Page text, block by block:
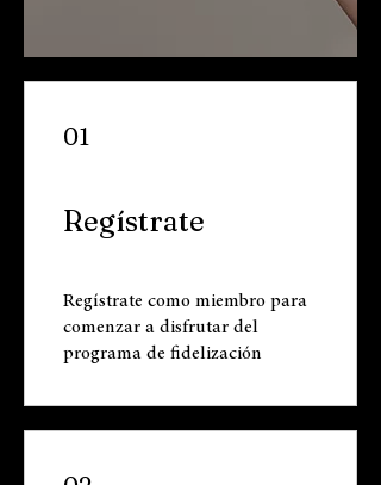
01
Regístrate
Regístrate como miembro para
comenzar a disfrutar del
programa de fidelización